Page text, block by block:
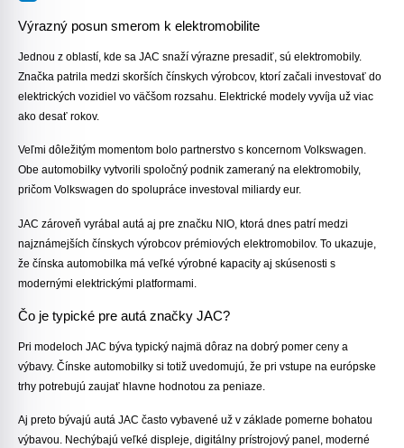
Výrazný posun smerom k elektromobilite
Jednou z oblastí, kde sa JAC snaží výrazne presadiť, sú elektromobily.
Značka patrila medzi skorších čínskych výrobcov, ktorí začali investovať do
elektrických vozidiel vo väčšom rozsahu. Elektrické modely vyvíja už viac
ako desať rokov.
Veľmi dôležitým momentom bolo partnerstvo s koncernom Volkswagen.
Obe automobilky vytvorili spoločný podnik zameraný na elektromobily,
pričom Volkswagen do spolupráce investoval miliardy eur.
JAC zároveň vyrábal autá aj pre značku NIO, ktorá dnes patrí medzi
najznámejších čínskych výrobcov prémiových elektromobilov. To ukazuje,
že čínska automobilka má veľké výrobné kapacity aj skúsenosti s
modernými elektrickými platformami.
Čo je typické pre autá značky JAC?
Pri modeloch JAC býva typický najmä dôraz na dobrý pomer ceny a
výbavy. Čínske automobilky si totiž uvedomujú, že pri vstupe na európske
trhy potrebujú zaujať hlavne hodnotou za peniaze.
Aj preto bývajú autá JAC často vybavené už v základe pomerne bohatou
výbavou. Nechýbajú veľké displeje, digitálny prístrojový panel, moderné